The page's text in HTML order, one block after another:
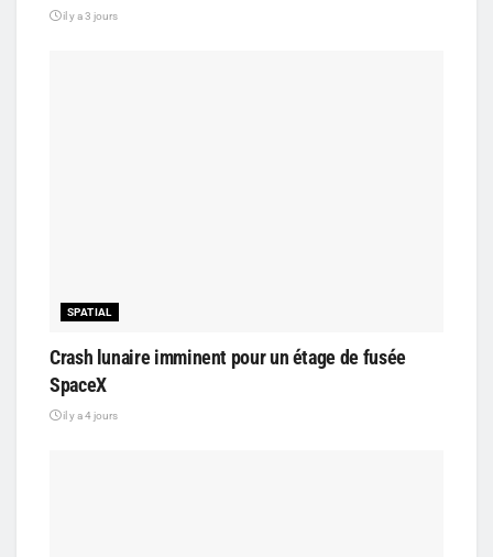
il y a 3 jours
SPATIAL
Crash lunaire imminent pour un étage de fusée
SpaceX
il y a 4 jours